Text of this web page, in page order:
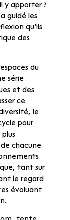
y apporter ?
guidé les
qu’ils
des
du
série
et des
ce
le
pour
chacune
tant sur
le regard
évoluant